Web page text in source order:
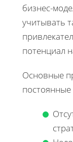
бизнес-
учитывать
потенциал
Основные